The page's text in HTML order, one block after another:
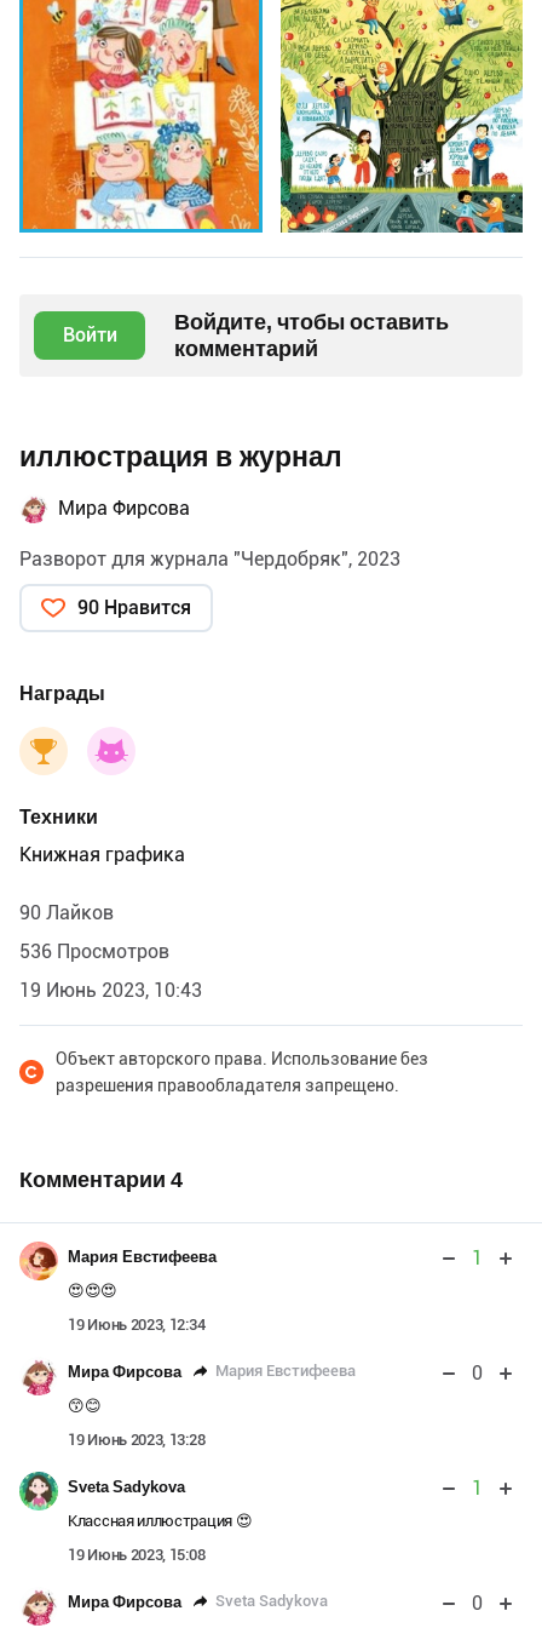
Войти
Войдите, чтобы оставить
комментарий
иллюстрация в журнал
Мира Фирсова
Разворот для журнала "Чердобряк", 2023
90 Нравится
Награды
Техники
Книжная графика
90 Лайков
536 Просмотров
19 Июнь 2023, 10:43
Объект авторского права. Использование без
разрешения правообладателя запрещено.
Комментарии 4
Мария Евстифеева 1
😍😍😍
19 Июнь 2023, 12:34
Мира Фирсова Мария Евстифеева 0
😙😊
19 Июнь 2023, 13:28
Sveta Sadykova 1
Классная иллюстрация 😍
19 Июнь 2023, 15:08
Мира Фирсова Sveta Sadykova 0